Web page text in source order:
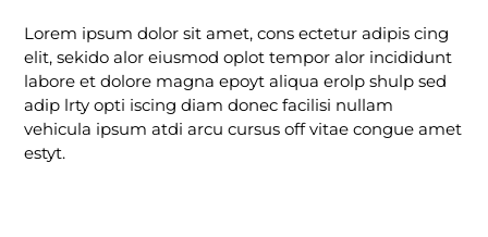
Lorem ipsum dolor sit amet, cons ectetur adipis cing
elit, sekido alor eiusmod oplot tempor alor incididunt
labore et dolore magna epoyt aliqua erolp shulp sed
adip lrty opti iscing diam donec facilisi nullam
vehicula ipsum atdi arcu cursus off vitae congue amet
estyt.